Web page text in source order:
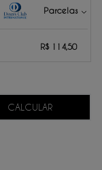
Parcelas
R$ 114,50